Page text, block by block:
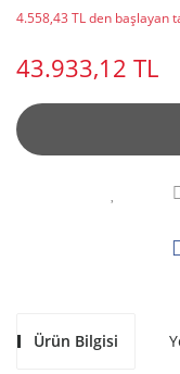
4.558,43 TL den başlayan
43.933,12 TL
Ürün Bilgisi